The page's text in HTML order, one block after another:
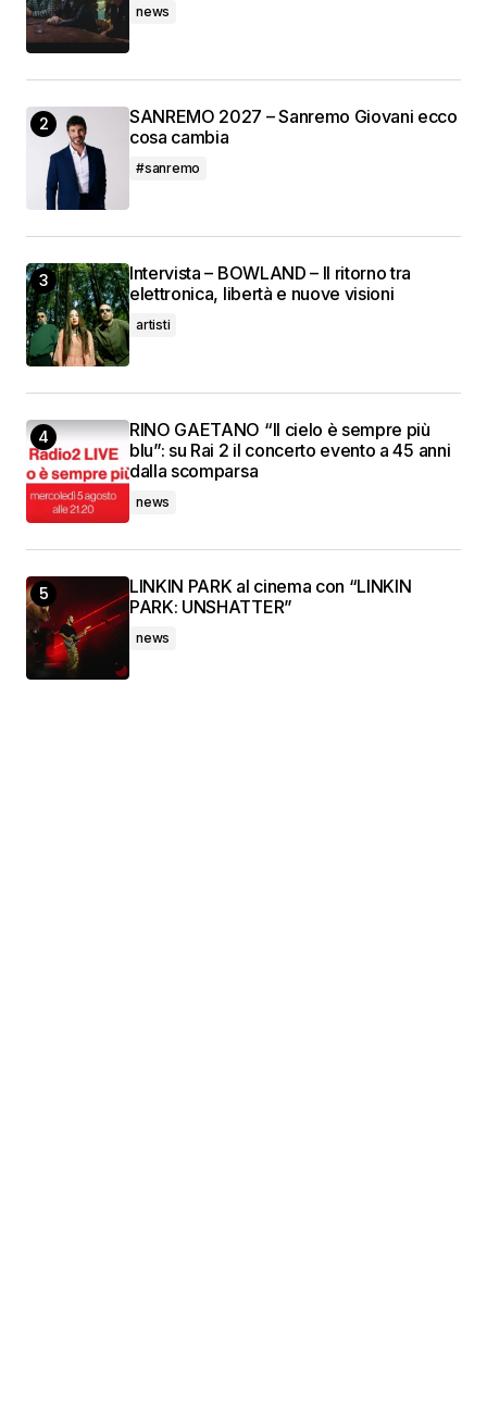
news
SANREMO 2027 – Sanremo Giovani ecco
cosa cambia
#sanremo
Intervista – BOWLAND – Il ritorno tra
elettronica, libertà e nuove visioni
artisti
RINO GAETANO “Il cielo è sempre più
blu”: su Rai 2 il concerto evento a 45 anni
dalla scomparsa
news
LINKIN PARK al cinema con “LINKIN
PARK: UNSHATTER”
news